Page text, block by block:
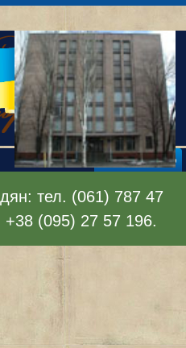
Відкрити меню
тел. (061) 787 47
(095) 27 57 196.